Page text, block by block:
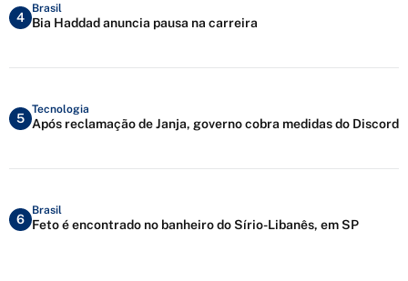
4
Brasil
Bia Haddad anuncia pausa na carreira
5
Tecnologia
Após reclamação de Janja, governo cobra medidas do Discord
6
Brasil
Feto é encontrado no banheiro do Sírio-Libanês, em SP